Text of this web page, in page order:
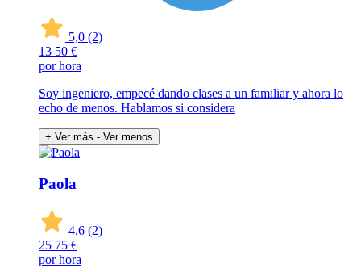
5,0 (2)
13 50 €
por hora
Soy ingeniero, empecé dando clases a un familiar y ahora lo
echo de menos. Hablamos si considera
+ Ver más - Ver menos
Paola
4,6 (2)
25 75 €
por hora